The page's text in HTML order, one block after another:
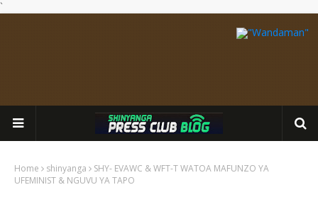
`
Home shinyanga
SHY- EVAWC & WFT-T WATOA MAFUNZO YA
UFEMINIST & NGUVU YA TAPO